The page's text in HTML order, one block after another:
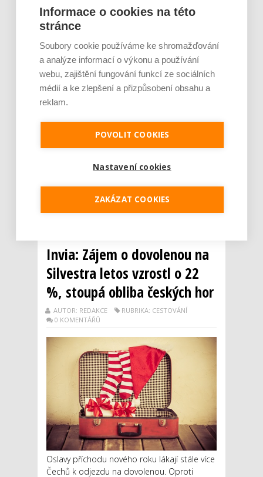
upravené trasy pro běžkaře. To jsou lákadla,
resortů a lyžařských areálů vyrážejí rovněž
„zapomenuté“ cennosti v nich. Stoprocentní
Invia: Zájem o dovolenou na
Silvestra letos vzrostl o 22
%, stoupá obliba českých hor
AUTOR: REDAKCE
RUBRIKA: CESTOVÁNÍ
0 KOMENTÁŘŮ
Oslavy příchodu nového roku lákají stále více
Čechů k odjezdu na dovolenou. Oproti
Informace o cookies na této
stránce
Soubory cookie používáme ke shromažďování
a analýze informací o výkonu a používání
webu, zajištění fungování funkcí ze sociálních
médií a ke zlepšení a přizpůsobení obsahu a
reklam.
POVOLIT COOKIES
Nastavení cookies
ZAKÁZAT COOKIES